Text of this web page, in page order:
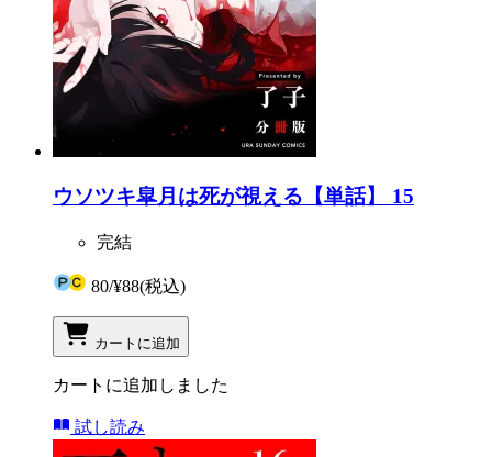
ウソツキ皐月は死が視える【単話】 15
完結
80/¥88(税込)
カートに追加
カートに追加しました
試し読み